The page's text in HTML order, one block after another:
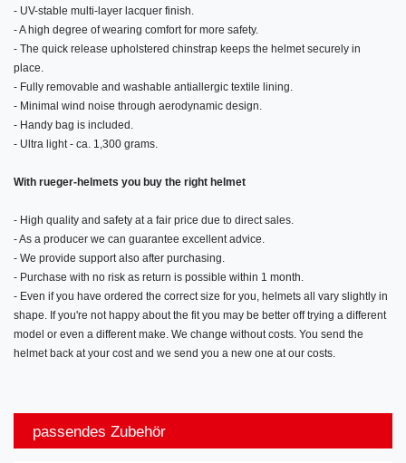
- UV-stable multi-layer lacquer finish.
- A high degree of wearing comfort for more safety.
- The quick release upholstered chinstrap keeps the helmet securely in
place.
- Fully removable and washable antiallergic textile lining.
- Minimal wind noise through aerodynamic design.
- Handy bag is included.
- Ultra light - ca. 1,300 grams.
With rueger-helmets you buy the right helmet
- High quality and safety at a fair price due to direct sales.
- As a producer we can guarantee excellent advice.
- We provide support also after purchasing.
- Purchase with no risk as return is possible within 1 month.
- Even if you have ordered the correct size for you, helmets all vary slightly in
shape. If you're not happy about the fit you may be better off trying a different
model or even a different make. We change without costs. You send the
helmet back at your cost and we send you a new one at our costs.
passendes Zubehör